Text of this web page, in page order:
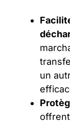
un